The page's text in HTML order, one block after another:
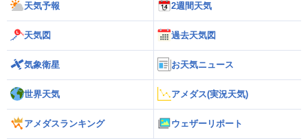
天気予報 2週間天気
天気図 過去天気図
気象衛星 お天気ニュース
世界天気 アメダス(実況天気)
アメダスランキング ウェザーリポート